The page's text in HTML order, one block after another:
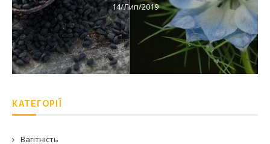
14/Лип/2019
КАТЕГОРІЇ
Вагітність